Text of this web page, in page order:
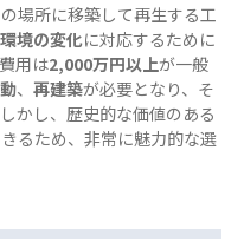
場所に移築して再生する工
環境の変化に対応するために
用は2,000万円以上が一般
、 再建築が必要となり、そ
かし、歴史的な価値のある
るため、非常に魅力的な選